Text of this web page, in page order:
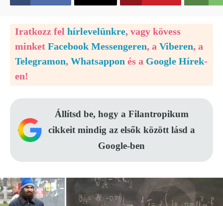
Iratkozz fel hírlevelünkre, vagy kövess
minket Facebook Messengeren, a Viberen, a
Telegramon, Whatsappon és a Google Hírek-
en!
Állítsd be, hogy a Filantropikum
cikkeit mindig az elsők között lásd a
Google-ben